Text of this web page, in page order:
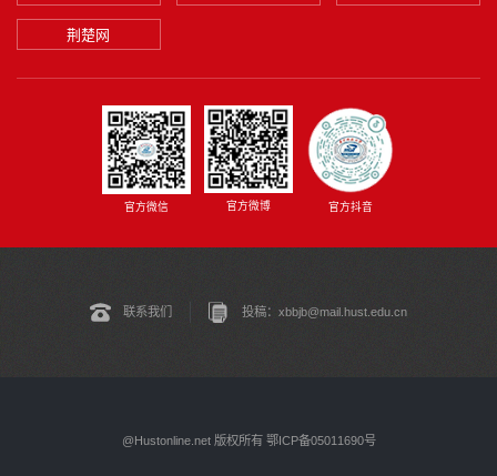
荆楚网
官方微信 官方微博 官方抖音
联系我们 投稿：xbbjb@mail.hust.edu.cn
@Hustonline.net 版权所有 鄂ICP备05011690号